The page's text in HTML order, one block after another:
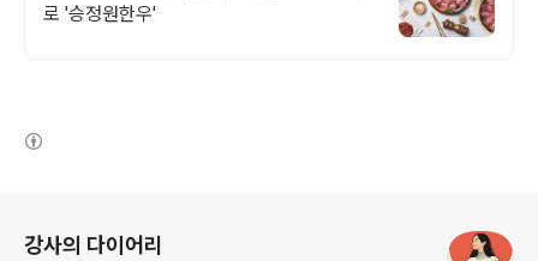
로 '승정원한우'
강사의 다이어리